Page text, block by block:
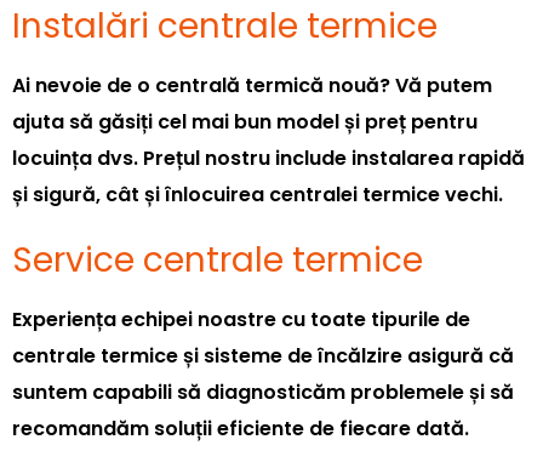
Instalări centrale termice
Ai nevoie de o centrală termică nouă? Vă putem
ajuta să găsiți cel mai bun model și preț pentru
locuința dvs. Prețul nostru include instalarea rapidă
și sigură, cât și înlocuirea centralei termice vechi.
Service centrale termice
Experiența echipei noastre cu toate tipurile de
centrale termice și sisteme de încălzire asigură că
suntem capabili să diagnosticăm problemele și să
recomandăm soluții eficiente de fiecare dată.